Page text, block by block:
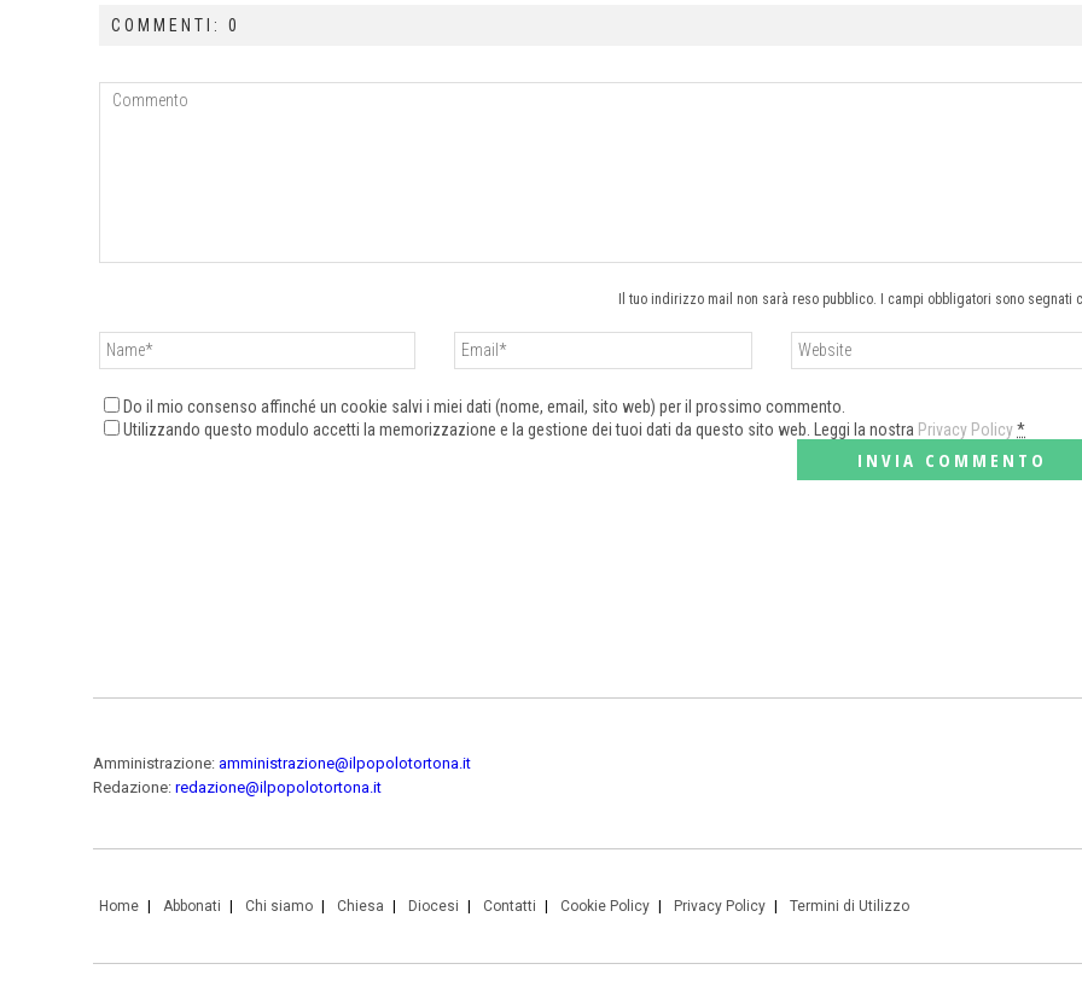
COMMENTI: 0
Il tuo indirizzo mail non sarà reso pubblico. I campi obbligatori sono segnati
Do il mio consenso affinché un cookie salvi i miei dati (nome, email, sito web) per il prossimo commento.
Utilizzando questo modulo accetti la memorizzazione e la gestione dei tuoi dati da questo sito web. Leggi la nostra Privacy Policy*
Amministrazione: amministrazione@ilpopolotortona.it
Redazione: redazione@ilpopolotortona.it
Home Abbonati Chi siamo Chiesa Diocesi Contatti Cookie Policy Privacy Policy Termini di Utilizzo